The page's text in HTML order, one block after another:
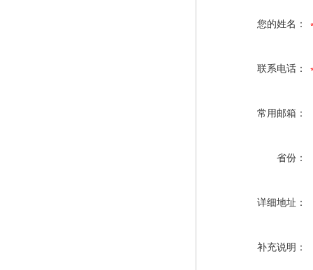
您的姓名：
联系电话：
常用邮箱：
省份：
详细地址：
补充说明：